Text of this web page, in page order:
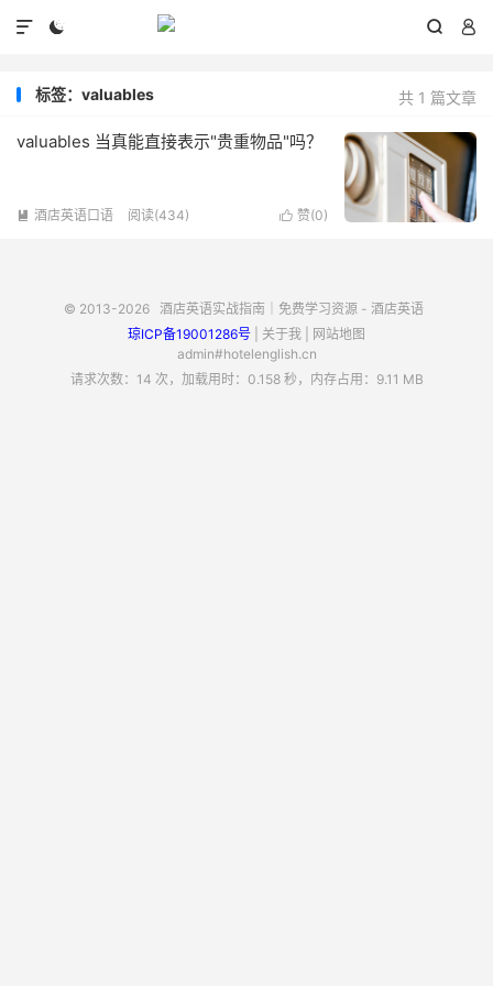
  

共 1 篇文章
标签：valuables
valuables 当真能直接表示"贵重物品"吗？
 赞(0)
 酒店英语口语 阅读(434)
© 2013-2026 酒店英语实战指南｜免费学习资源 - 酒店英语
琼ICP备19001286号
关于我
网站地图
admin#hotelenglish.cn
请求次数：14 次，加载用时：0.158 秒，内存占用：9.11 MB